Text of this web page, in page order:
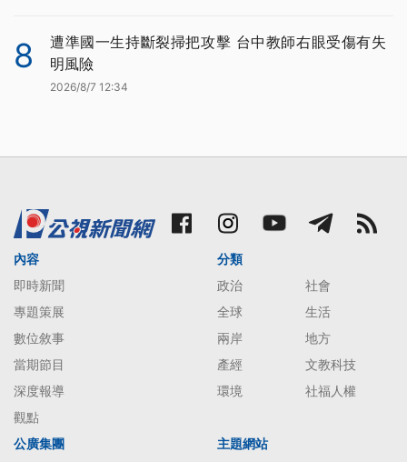
8
遭準國一生持斷裂掃把攻擊 台中教師右眼受傷有失
明風險
2026/8/7 12:34
內容
即時新聞
專題策展
數位敘事
當期節目
深度報導
觀點
分類
政治
社會
全球
生活
兩岸
地方
產經
文教科技
環境
社福人權
公廣集團
主題網站